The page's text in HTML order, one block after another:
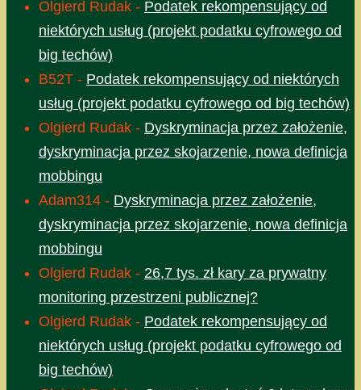
Olgierd Rudak - Podatek rekompensujący od
niektórych usług (projekt podatku cyfrowego od
big techów)
B52T - Podatek rekompensujący od niektórych
usług (projekt podatku cyfrowego od big techów)
Olgierd Rudak - Dyskryminacja przez założenie,
dyskryminacja przez skojarzenie, nowa definicja
mobbingu
Adam314 - Dyskryminacja przez założenie,
dyskryminacja przez skojarzenie, nowa definicja
mobbingu
Olgierd Rudak - 26,7 tys. zł kary za prywatny
monitoring przestrzeni publicznej?
Olgierd Rudak - Podatek rekompensujący od
niektórych usług (projekt podatku cyfrowego od
big techów)